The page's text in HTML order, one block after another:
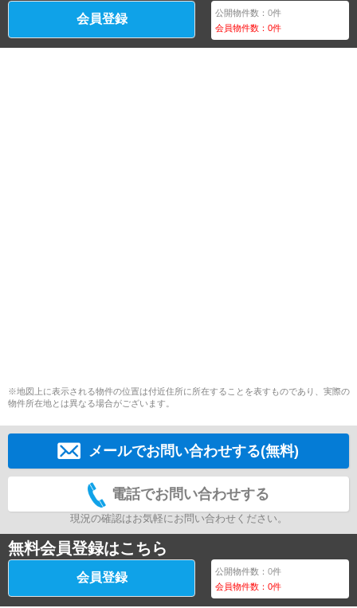
会員登録 公開物件数：0件
会員物件数：0件
※地図上に表示される物件の位置は付近住所に所在することを表すものであり、実際の
物件所在地とは異なる場合がございます。
メールでお問い合わせする(無料)
電話でお問い合わせする
現況の確認はお気軽にお問い合わせください。
無料会員登録はこちら
会員登録 公開物件数：0件
会員物件数：0件